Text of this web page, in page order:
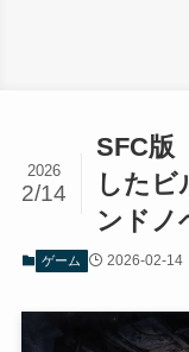
SFC版
したビ
ンドノ
2026
2/14
ゲーム 2026-02-14